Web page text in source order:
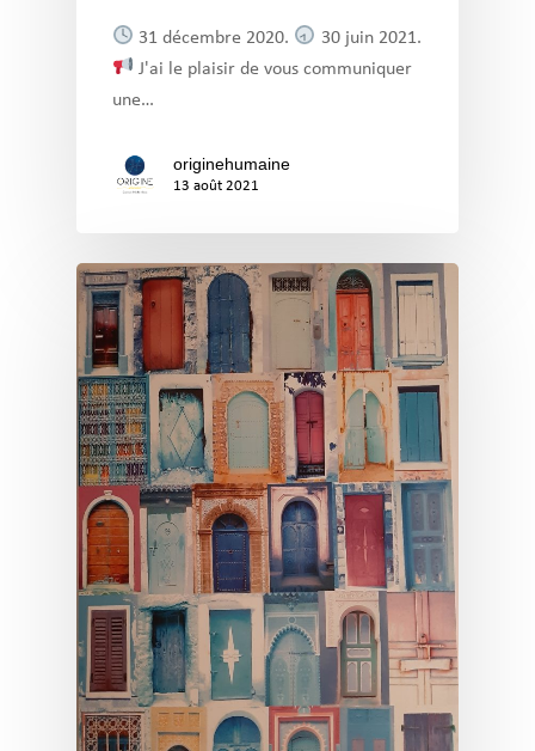
31 décembre 2020.
30 juin 2021.
J'ai le plaisir de vous communiquer
une…
originehumaine
13 août 2021